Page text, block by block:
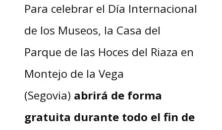
Para celebrar el Día Internacional
de los Museos, la Casa del
Parque de las Hoces del Riaza en
Montejo de la Vega
(Segovia) abrirá de forma
gratuita durante todo el fin de